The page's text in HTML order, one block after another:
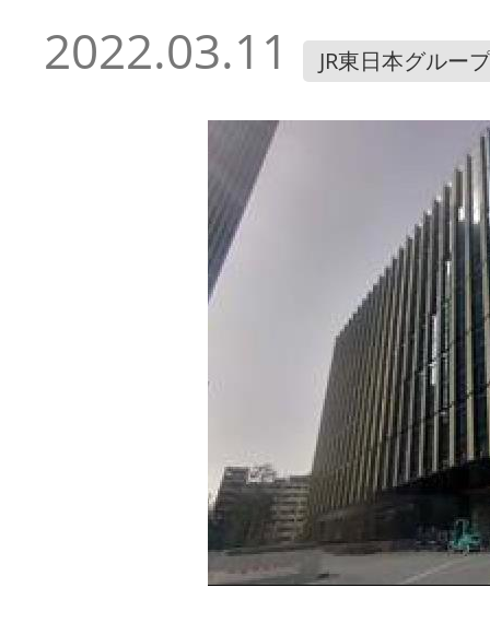
2022.03.11 JR東日本グループ